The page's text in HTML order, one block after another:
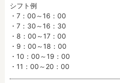
シフト例
・7：00～16：00
・7：30～16：30
・8：00～17：00
・9：00～18：00
・10：00～19：00
・11：00～20：00